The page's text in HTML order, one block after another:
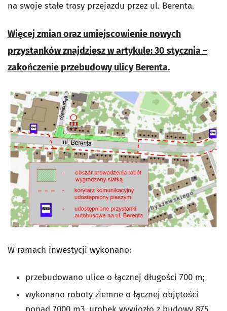
na swoje stałe trasy przejazdu przez ul. Berenta.
Więcej zmian oraz umiejscowienie nowych
przystanków znajdziesz w artykule: 30 stycznia –
zakończenie przebudowy ulicy Berenta.
W ramach inwestycji wykonano:
przebudowano ulice o łącznej długości 700 m;
wykonano roboty ziemne o łącznej objętości